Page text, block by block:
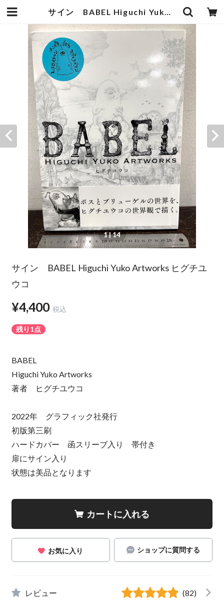
サイン BABEL Higuchi Yuko Artworks ヒグチユウコ | zbooks
1| 14
サイン BABEL Higuchi Yuko Artworks ヒグチユ
ウコ
¥4,400 税込
残り1点
BABEL
Higuchi Yuko Artworks
著者 ヒグチユウコ
2022年 グラフィック社発行
初版第三刷
ハードカバー 函スリーブ入り 帯付き
扉にサイン入り
状態は美品となります
カートに入れる
お気に入り ショップに質問する
レビュー (82)